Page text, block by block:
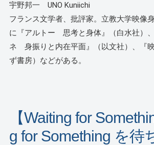
宇野邦一 UNO Kuniichi
フランス文学者、批評家。立教大学映像
に『アルトー 思考と身体』（白水社）
ネ 身振りと内在平面』（以文社）、『
ず書房）などがある。
【Waiting for
g for Something を待